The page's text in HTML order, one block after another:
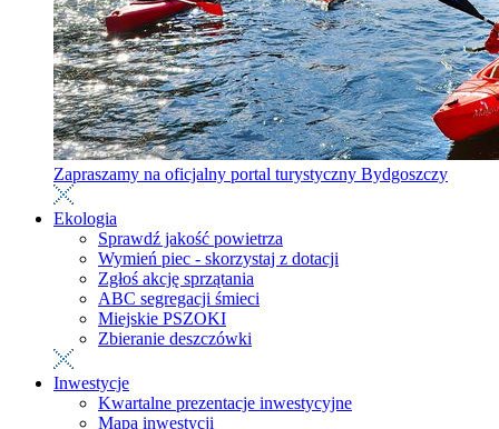
Zapraszamy na oficjalny portal turystyczny Bydgoszczy
Ekologia
Sprawdź jakość powietrza
Wymień piec - skorzystaj z dotacji
Zgłoś akcję sprzątania
ABC segregacji śmieci
Miejskie PSZOKI
Zbieranie deszczówki
Inwestycje
Kwartalne prezentacje inwestycyjne
Mapa inwestycji